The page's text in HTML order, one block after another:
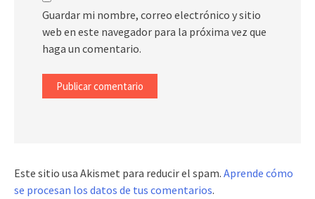
Guardar mi nombre, correo electrónico y sitio
web en este navegador para la próxima vez que
haga un comentario.
Este sitio usa Akismet para reducir el spam. Aprende cómo
se procesan los datos de tus comentarios.